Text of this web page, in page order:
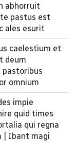
abhorruit
pastus est
ales esurit
caelestium et
deum
omnium
impie
quid times
qui regna
| Ibant magi